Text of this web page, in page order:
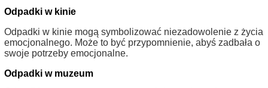
Odpadki w kinie
Odpadki w kinie mogą symbolizować niezadowolenie z życia
emocjonalnego. Może to być przypomnienie, abyś zadbała o
swoje potrzeby emocjonalne.
Odpadki w muzeum